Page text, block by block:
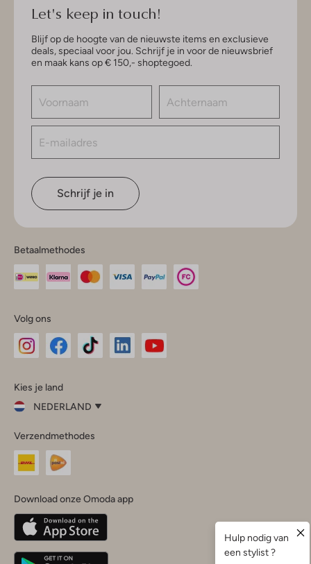
Let's keep in touch!
Blijf op de hoogte van de nieuwste items en exclusieve
deals, speciaal voor jou. Schrijf je in voor de nieuwsbrief
en maak kans op € 150,- shoptegoed.
Schrijf je in
Betaalmethodes
Volg ons
InstagramFacebook
Kies je land
NEDERLAND
je
land
Nederland
Belgique(Français)
Deutschland
Verzendmethodes
Download onze Omoda app